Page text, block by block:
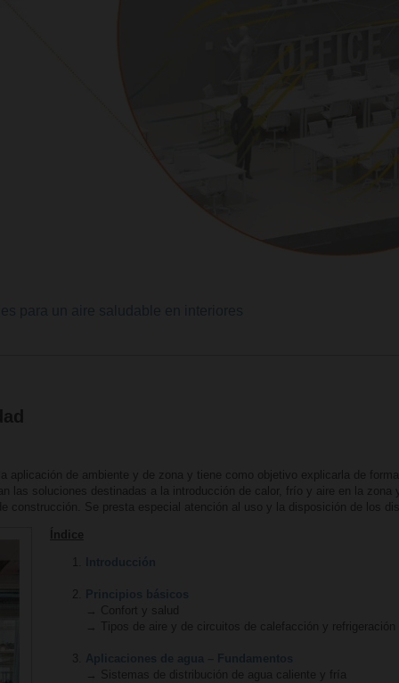
aplicación de ambiente y de zona y tiene como objetivo explicarla de
las soluciones destinadas a la introducción de calor, frío y aire en la zona
construcción. Se presta especial atención al uso y la disposición de los
Índice
→ Confort y salud
→ Tipos de aire y de circuitos de calefacción y refrigeración
→ Sistemas de distribución de agua caliente y fría